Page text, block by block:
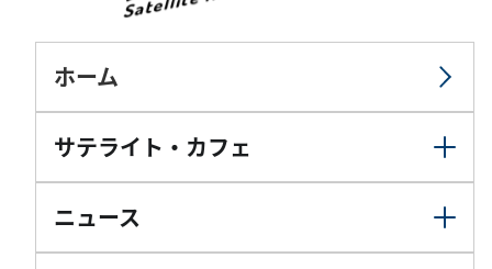
ホーム
サテライト・カフェ
ニュース